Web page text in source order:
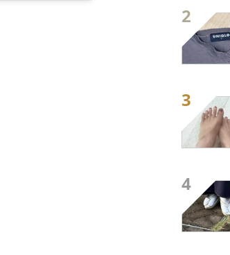
2
3
4